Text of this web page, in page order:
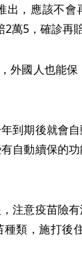
出，應該不會
萬5，確診再賠
外國人也能
到期後就會
自動續保的
注意疫苗險有
類，施打後